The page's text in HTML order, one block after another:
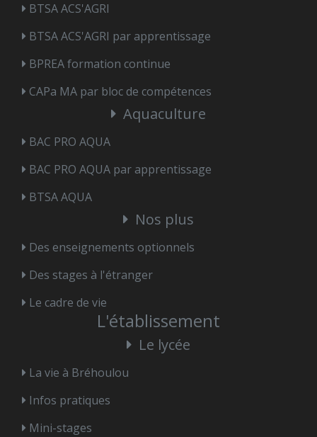
BTSA ACS'AGRI
BTSA ACS'AGRI par apprentissage
BPREA formation continue
CAPa MA par bloc de compétences
Aquaculture
BAC PRO AQUA
BAC PRO AQUA par apprentissage
BTSA AQUA
Nos plus
Des enseignements optionnels
Des stages à l'étranger
Le cadre de vie
L'établissement
Le lycée
La vie à Bréhoulou
Infos pratiques
Mini-stages